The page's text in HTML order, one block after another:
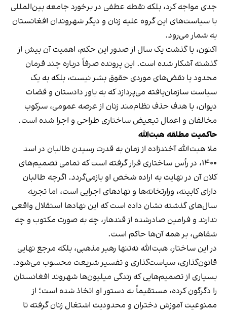
جدی مواجه کرد، بلکه نقطه عطفی در برخورد جامعه بین‌المللی
با سیاست‌های این گروه علیه زنان و دیگر شهروندان افغانستان
به شمار می‌رود.
اکنون، با گذشت یک سال از صدور این حکم، اهمیت آن بیش از
گذشته آشکار شده است. این پرونده صرفاً درباره چند فرمان
محدود یا نقض‌های موردی حقوق بشر نیست، بلکه به یک
سیاست سازمان‌یافته می‌پردازد که به باور دادستان و قضات
دیوان، با هدف حذف نظام‌مند زنان از عرصه عمومی، سرکوب
مخالفان و اعمال تبعیض ساختاری طراحی و اجرا شده است.
حاکمیت مطلقه هبت‌الله
ملا هبت‌الله آخندزاده از زمان به قدرت رسیدن طالبان در اسد
۱۴۰۰، در رأس ساختاری قرار گرفته است که تمامی تصمیم‌های
کلان آن در نهایت به اراده شخص او بازمی‌گردد. اگرچه طالبان
دارای کابینه، وزارتخانه‌ها و نهادهای اجرایی است، اما تجربه
سال‌های گذشته نشان داده است که این نهادها استقلال واقعی
ندارند و فرامین صادرشده از قندهار، چه به صورت مکتوب و چه
شفاهی، بر همه آن‌ها حاکم است.
در این ساختار، هبت‌الله نه‌تنها رهبر مذهبی، بلکه مرجع نهایی
قانون‌گذاری، سیاست‌گذاری و تفسیر شریعت محسوب می‌شود.
بسیاری از تصمیم‌هایی که زندگی میلیون‌ها شهروند افغانستان
را دگرگون کرده، مستقیماً به دستور او اتخاذ شده است؛ از
ممنوعیت آموزش دختران و محدودیت اشتغال زنان گرفته تا